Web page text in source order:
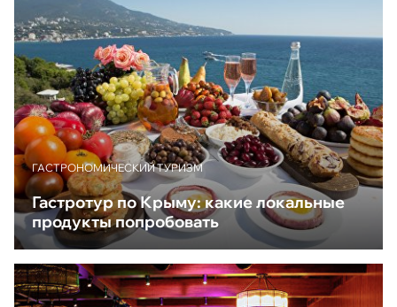
ГАСТРОНОМИЧЕСКИЙ ТУРИЗМ
Гастротур по Крыму: какие локальные
продукты попробовать